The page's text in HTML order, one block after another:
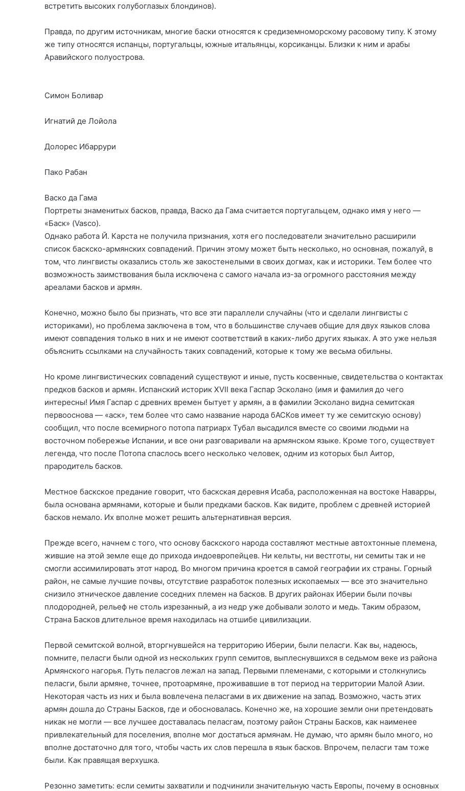
встретить высоких голубоглазых блондинов).
Правда, по другим источникам, многие баски относятся к средиземноморскому расовому типу. К этому
же типу относятся испанцы, португальцы, южные итальянцы, корсиканцы. Близки к ним и арабы
Аравийского полуострова.
Симон Боливар
Игнатий де Лойола
Долорес Ибаррури
Пако Рабан
Васко да Гама
Портреты знаменитых басков, правда, Васко да Гама считается португальцем, однако имя у него —
«Баск» (Vasco).
Однако работа Й. Карста не получила признания, хотя его последователи значительно расширили
список баскско-армянских совпадений. Причин этому может быть несколько, но основная, пожалуй, в
том, что лингвисты оказались столь же закостенелыми в своих догмах, как и историки. Тем более что
возможность заимствования была исключена с самого начала из-за огромного расстояния между
ареалами басков и армян.
Конечно, можно было бы признать, что все эти параллели случайны (что и сделали лингвисты с
историками), но проблема заключена в том, что в большинстве случаев общие для двух языков слова
имеют совпадения только в них и не имеют соответствий в каких-либо других языках. А это уже нельзя
объяснить ссылками на случайность таких совпадений, которые к тому же весьма обильны.
Но кроме лингвистических совпадений существуют и иные, пусть косвенные, свидетельства о контактах
предков басков и армян. Испанский историк XVII века Гаспар Эсколано (имя и фамилия до чего
интересны! Имя Гаспар с древних времен бытует у армян, а в фамилии Эсколано видна семитская
первооснова — «аск», тем более что само название народа бАСКов имеет ту же семитскую основу)
сообщил, что после всемирного потопа патриарх Тубал высадился вместе со своими людьми на
восточном побережье Испании, и все они разговаривали на армянском языке. Кроме того, существует
легенда, что после Потопа спаслось всего несколько человек, одним из которых был Аитор,
прародитель басков.
Местное баскское предание говорит, что баскская деревня Исаба, расположенная на востоке Наварры,
была основана армянами, которые и были предками басков. Как видите, проблем с древней историей
басков немало. Их вполне может решить альтернативная версия.
Прежде всего, начнем с того, что основу баскского народа составляют местные автохтонные племена,
жившие на этой земле еще до прихода индоевропейцев. Ни кельты, ни вестготы, ни семиты так и не
смогли ассимилировать этот народ. Во многом причина кроется в самой географии их страны. Горный
район, не самые лучшие почвы, отсутствие разработок полезных ископаемых — все это значительно
снизило этническое давление соседних племен на басков. В других районах Иберии были почвы
плодородней, рельеф не столь изрезанный, а из недр уже добывали золото и медь. Таким образом,
Страна Басков длительное время находилась на отшибе цивилизации.
Первой семитской волной, вторгнувшейся на территорию Иберии, были пеласги. Как вы, надеюсь,
помните, пеласги были одной из нескольких групп семитов, выплеснувшихся в седьмом веке из района
Армянского нагорья. Путь пеласгов лежал на запад. Первыми племенами, с которыми и столкнулись
пеласги, были армяне, точнее, протоармяне, проживавшие в тот период на территории Малой Азии.
Некоторая часть из них и была вовлечена пеласгами в их движение на запад. Возможно, часть этих
армян дошла до Страны Басков, где и обосновалась. Конечно же, на хорошие земли они претендовать
никак не могли — все лучшее доставалась пеласгам, поэтому район Страны Басков, как наименее
привлекательный для поселения, вполне мог достаться армянам. Не думаю, что армян было много, но
вполне достаточно для того, чтобы часть их слов перешла в язык басков. Впрочем, пеласги там тоже
были. Как правящая верхушка.
Резонно заметить: если семиты захватили и подчинили значительную часть Европы, почему в основных